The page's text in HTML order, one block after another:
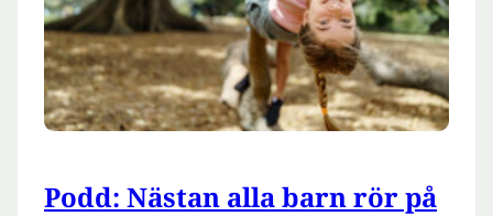
Podd: Nästan alla barn rör på